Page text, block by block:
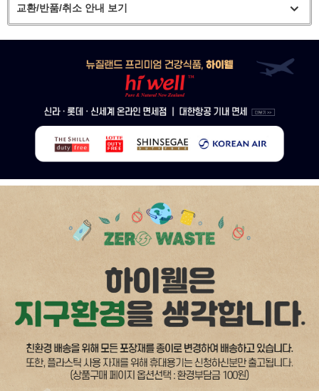
교환/반품/취소 안내 보기